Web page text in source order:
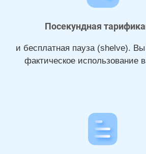
Посекундная
и бесплатная пауза (shelve). Вы
фактическое использование